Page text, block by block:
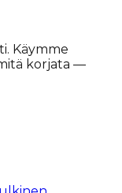
Käymme
korjata —